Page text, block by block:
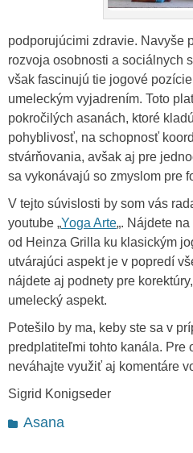
podporujúcimi zdravie. Navyše
rozvoja osobnosti a sociálnych
však fascinujú tie jogové
umeleckým vyjadrením. Toto
pokročilých asanách, ktoré
pohyblivosť, na schopnosť
stvárňovania, avšak aj pre
sa vykonávajú so zmyslom pre
V tejto súvislosti by som vás
youtube „Yoga Arte„. Nájdete
od Heinza Grilla ku klasickým
utvárajúci aspekt je v popredí
nájdete aj podnety pre
umelecký aspekt.
Potešilo by ma, keby ste sa v
predplatiteľmi tohto kanála. Pre
neváhajte využiť aj komentáre
Sigrid Konigseder
Categories
Asana